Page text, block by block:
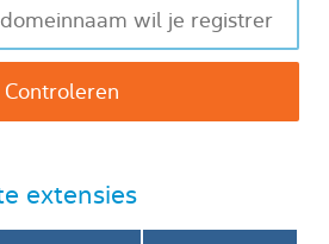
extensies